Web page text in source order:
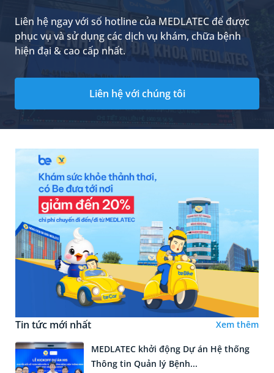
Liên hệ ngay với số hotline của MEDLATEC để được
phục vụ và sử dụng các dịch vụ khám, chữa bệnh
hiện đại & cao cấp nhất.
Liên hệ với chúng tôi
Tin tức mới nhất Xem thêm
MEDLATEC khởi động Dự án Hệ thống
Thông tin Quản lý Bệnh...